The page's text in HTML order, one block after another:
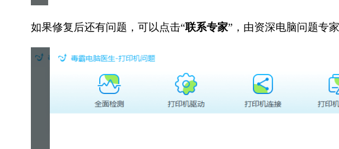
如果修复后还有问题，可以点击“联系专家”，由资深电脑问题专